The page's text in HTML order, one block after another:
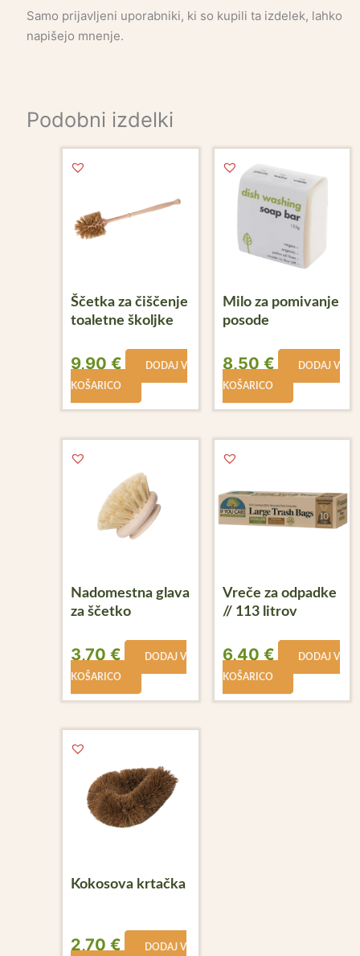
Samo prijavljeni uporabniki, ki so kupili ta izdelek, lahko
napišejo mnenje.
Podobni izdelki
Ščetka za čiščenje
toaletne školjke
9,90€ DODAJ V
KOŠARICO
Milo za pomivanje
posode
8,50 € DODAJ V
KOŠARICO
Nadomestna glava
za ščetko
3,70€ DODAJ V
KOŠARICO
Vreče za odpadke
// 113 litrov
6,40 € DODAJ V
KOŠARICO
Kokosova krtačka
2,70€ DODAJ V